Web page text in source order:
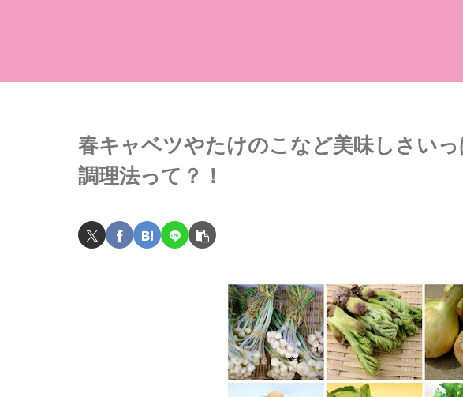
春キャベツやたけのこなど美味しさい
調理法って？！